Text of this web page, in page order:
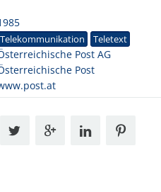
Telekommunikation Teletext
Post AG
Post